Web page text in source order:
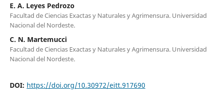
E. A. Leyes Pedrozo
Facultad de Ciencias Exactas y Naturales y Agrimensura. Universidad
Nacional del Nordeste.
C. N. Martemucci
Facultad de Ciencias Exactas y Naturales y Agrimensura. Universidad
Nacional del Nordeste.
DOI: https://doi.org/10.30972/eitt.917690